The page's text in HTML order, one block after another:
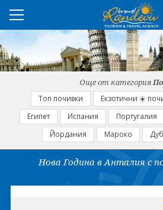
ПРЕПОРЪЧАНО
ЕКСКУРЗИИ
ПОЧИВКИ
За нас
Още от категория
Топ почивки Екзотични ☀️
Египет
Испания Португалия
Йордания
Мароко
Нова Година в Анталия с